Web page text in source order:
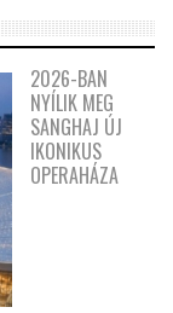
2026-BAN
NYÍLIK MEG
SANGHAJ ÚJ
IKONIKUS
OPERAHÁZA